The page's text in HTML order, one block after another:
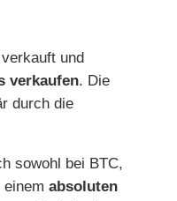
und
verkaufen. Die
durch die
sowohl bei BTC,
einem absoluten